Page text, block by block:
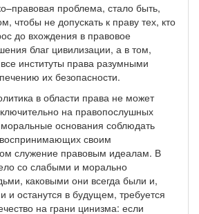
проблема, стало быть,
чтобы не допускать к праву тех, кто
до вхождения в правовое
благ цивилизации, а в том,
институты права разумными
их безопасности.
в области права не может
на правопослушных
основания соблюдать
своим
служение правовым идеалам. В
со слабыми и морально
каковыми они всегда были и,
и останутся в будущем, требуется
на грани цинизма: если